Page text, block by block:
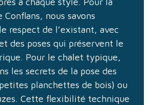
nous savons
respect de l’existant, avec
des poses qui préservent le
Pour le chalet typique,
les secrets de la pose des
planchettes de bois) ou
Cette flexibilité technique